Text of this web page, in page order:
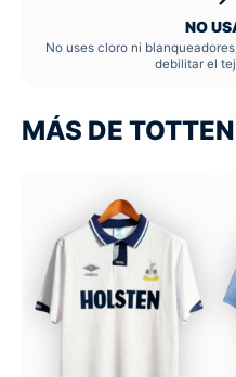
NO
No uses cloro ni
debilitar el
MÁS DE